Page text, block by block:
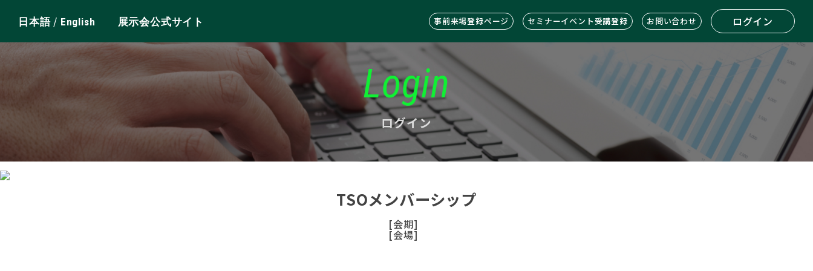
日本語/ English 展示会公式サイト 事前来場登録ページ セミナーイベント受講登録 お問い合わせ ログイン
Login
ログイン
TSOメンバーシップ
[会期]
[会場]